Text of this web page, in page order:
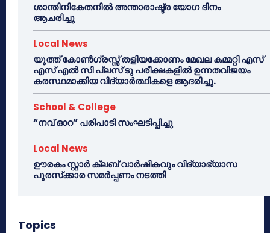
ശാന്തിനികേതനിൽ അന്താരാഷ്ട്ര യോഗ ദിനം
ആചരിച്ചു
Local News
യൂത്ത് കോൺഗ്രസ്സ് തളിയക്കോണം മേഖല കമ്മറ്റി എസ്
എസ് എൽ സി പ്ലസ് ടു പരീക്ഷകളിൽ ഉന്നതവിജയം
കരസ്ഥമാക്കിയ വിദ്യാർത്ഥികളെ ആദരിച്ചു.
School & College
“നവ് ഓറ” പരിപാടി സംഘടിപ്പിച്ചു
Local News
ഊരകം സ്റ്റാർ ക്ലബ് വാർഷികവും വിദ്യാഭ്യാസ
പുരസ്‌ക്കാര സമർപ്പണം നടത്തി
Topics